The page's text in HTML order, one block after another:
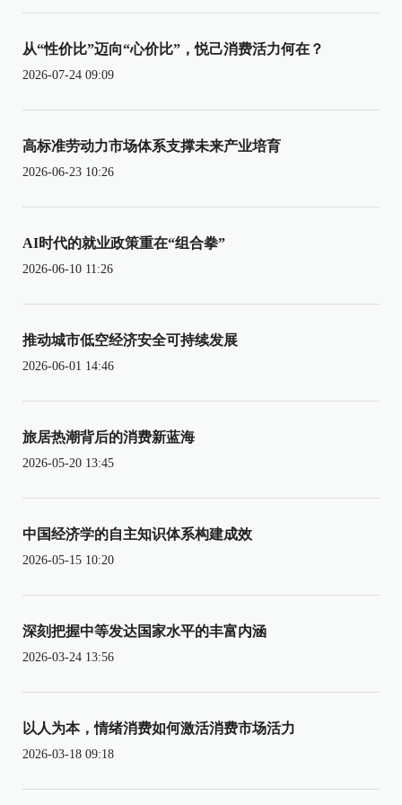
从“性价比”迈向“心价比”，悦己消费活力何在？
2026-07-24 09:09
高标准劳动力市场体系支撑未来产业培育
2026-06-23 10:26
AI时代的就业政策重在“组合拳”
2026-06-10 11:26
推动城市低空经济安全可持续发展
2026-06-01 14:46
旅居热潮背后的消费新蓝海
2026-05-20 13:45
中国经济学的自主知识体系构建成效
2026-05-15 10:20
深刻把握中等发达国家水平的丰富内涵
2026-03-24 13:56
以人为本，情绪消费如何激活消费市场活力
2026-03-18 09:18